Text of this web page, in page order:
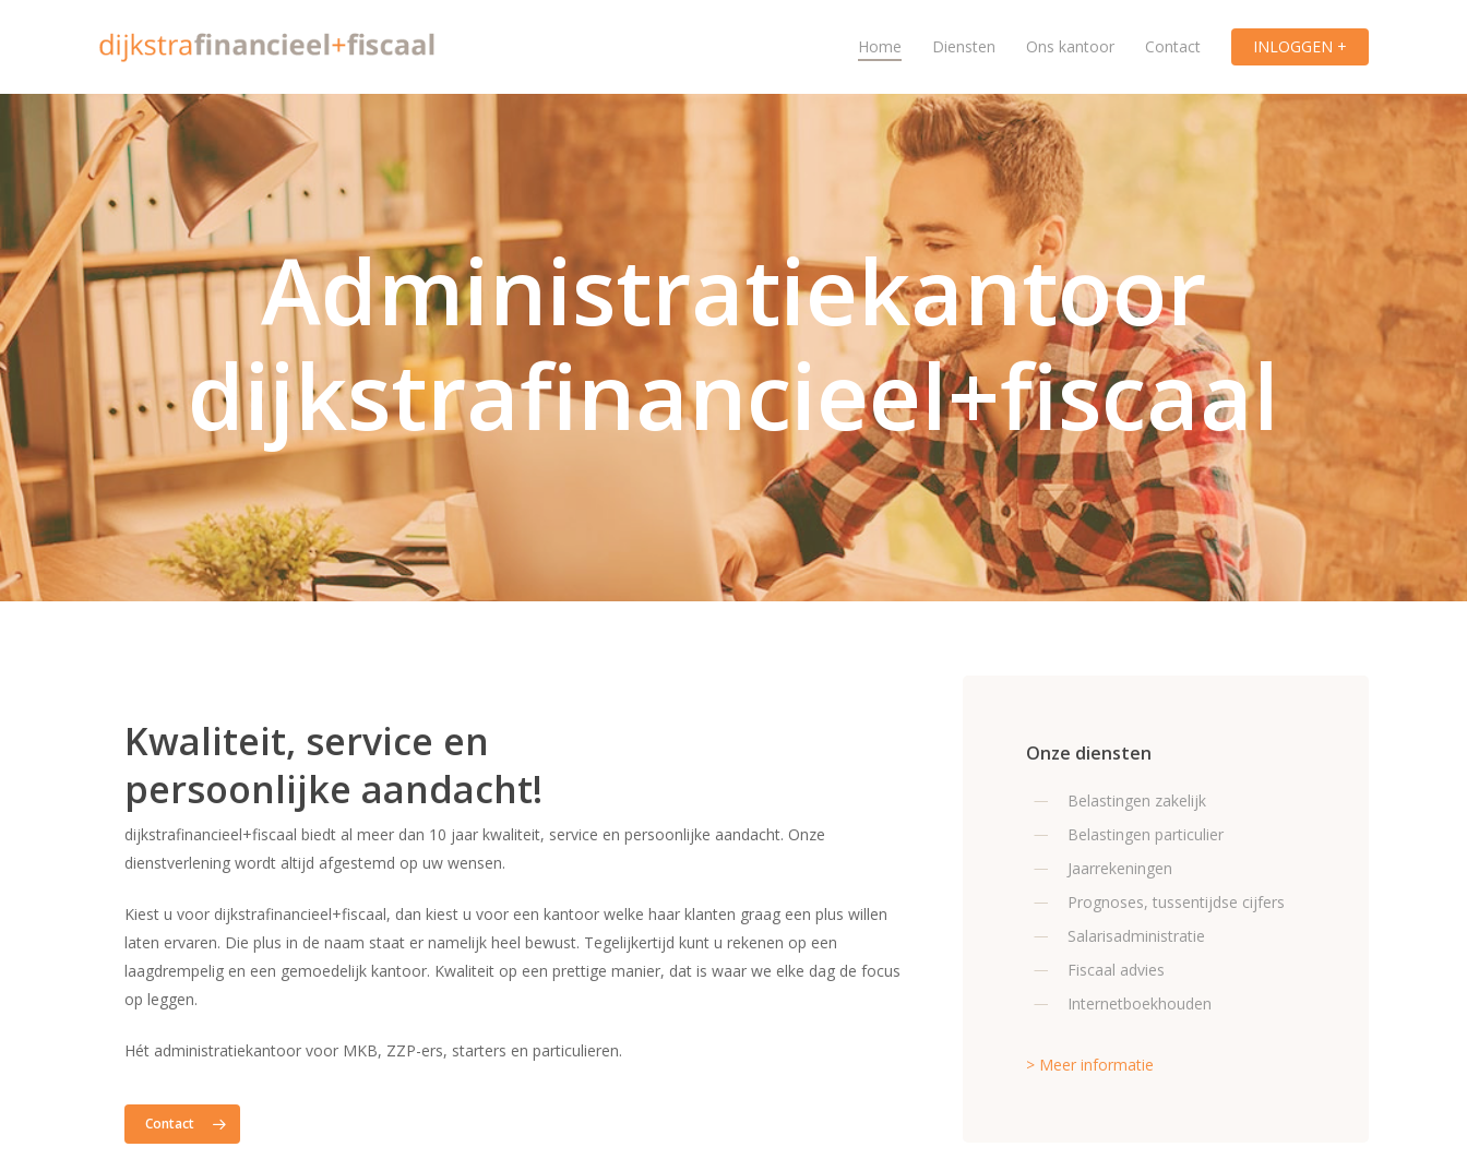
Home Diensten Ons kantoor Contact INLOGGEN +
Administratiekantoor
dijkstrafinancieel+fiscaal
Kwaliteit, service en
persoonlijke aandacht!
dijkstrafinancieel+fiscaal biedt al meer dan 10 jaar kwaliteit, service en persoonlijke aandacht. Onze
dienstverlening wordt altijd afgestemd op uw wensen.
Kiest u voor dijkstrafinancieel+fiscaal, dan kiest u voor een kantoor welke haar klanten graag een plus willen
laten ervaren. Die plus in de naam staat er namelijk heel bewust. Tegelijkertijd kunt u rekenen op een
laagdrempelig en een gemoedelijk kantoor. Kwaliteit op een prettige manier, dat is waar we elke dag de focus
op leggen.
Hét administratiekantoor voor MKB, ZZP-ers, starters en particulieren.
Contact
Onze diensten
Belastingen zakelijk
Belastingen particulier
Jaarrekeningen
Prognoses, tussentijdse cijfers
Salarisadministratie
Fiscaal advies
Internetboekhouden
> Meer informatie